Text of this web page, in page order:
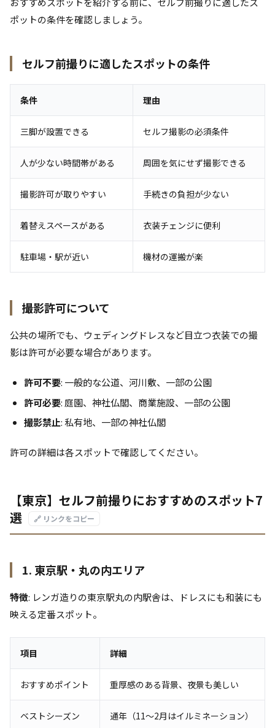
ポットの条件を確認しましょう。
セルフ前撮りに適したスポットの条件
条件 理由
三脚が設置できる セルフ撮影の必須条件
人が少ない時間帯がある 周囲を気にせず撮影できる
撮影許可が取りやすい 手続きの負担が少ない
着替えスペースがある 衣装チェンジに便利
駐車場・駅が近い 機材の運搬が楽
撮影許可について
公共の場所でも、ウェディングドレスなど目立つ衣装での撮
影は許可が必要な場合があります。
許可不要: 一般的な公道、河川敷、一部の公園
許可必要: 庭園、神社仏閣、商業施設、一部の公園
撮影禁止: 私有地、一部の神社仏閣
許可の詳細は各スポットで確認してください。
【東京】セルフ前撮りにおすすめのスポット7
選
🔗 リンクをコピー
1. 東京駅・丸の内エリア
特徴: レンガ造りの東京駅丸の内駅舎は、ドレスにも和装にも
映える定番スポット。
項目 詳細
おすすめポイント 重厚感のある背景、夜景も美しい
ベストシーズン 通年（11〜2月はイルミネーション）